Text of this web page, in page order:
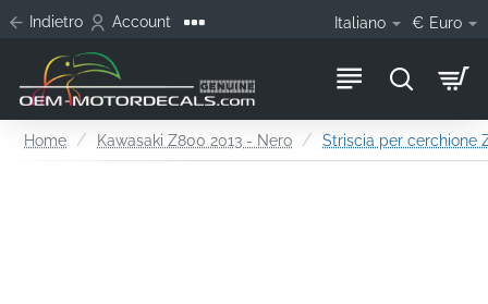
Indietro Account Italiano € Euro
HomehomeKawasaki Z800 2013 - Nero Striscia per cerchione